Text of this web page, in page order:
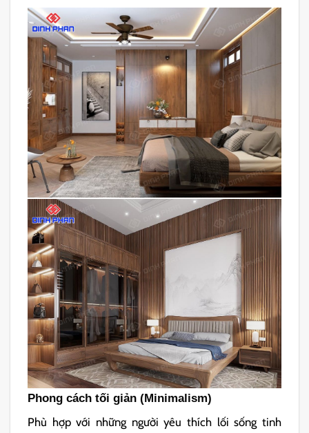
Phong cách tối giản (Minimalism)
Phù hợp với những người yêu thích lối sống tinh